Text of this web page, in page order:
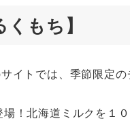
もち】
イトでは、季節限定
！北海道ミルクを１